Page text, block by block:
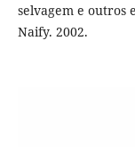
selvagem e outros
Naify. 2002.